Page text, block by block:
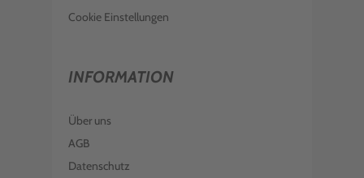
Cookie Einstellungen
INFORMATION
Über uns
AGB
Datenschutz